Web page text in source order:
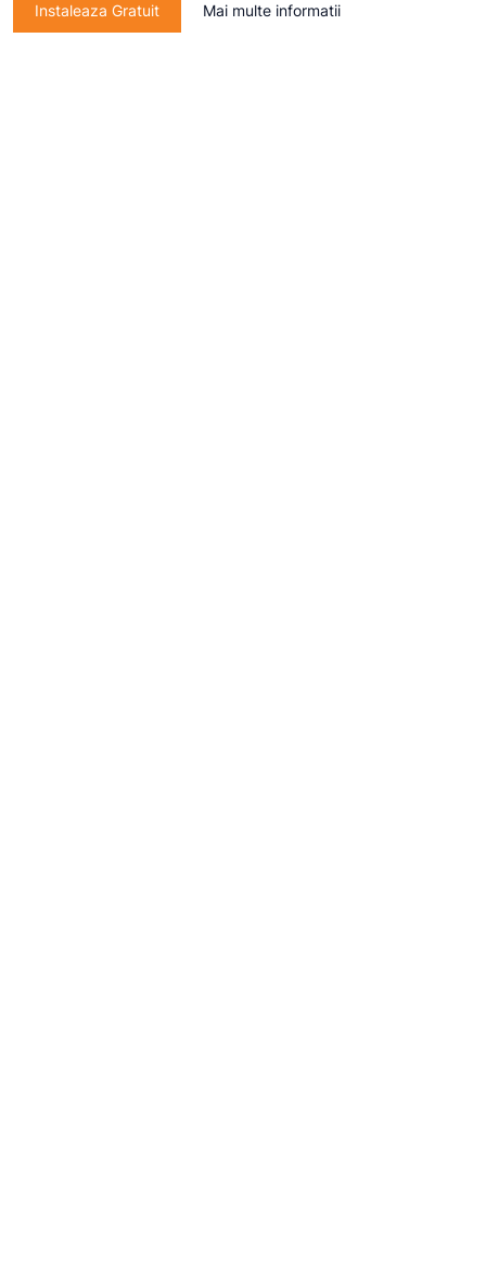
Instaleaza Gratuit Mai multe informatii